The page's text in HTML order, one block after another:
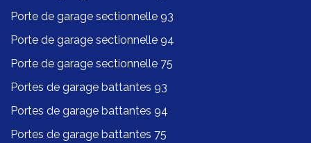
Porte de garage sectionnelle 93
Porte de garage sectionnelle 94
Porte de garage sectionnelle 75
Portes de garage battantes 93
Portes de garage battantes 94
Portes de garage battantes 75